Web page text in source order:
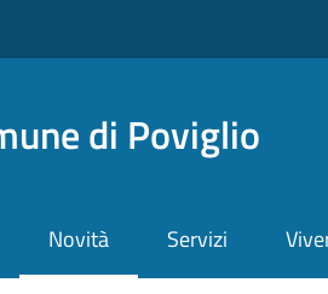
di Poviglio
Novità Servizi